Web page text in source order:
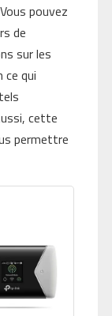
pouvez
de
sur les
qui
cette
permettre